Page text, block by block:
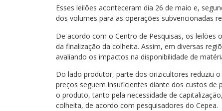
Esses leilões aconteceram dia 26 de maio e,
dos volumes para as operações subvencionadas
De acordo com o Centro de Pesquisas, os
da finalização da colheita. Assim, em diversas
avaliando os impactos na disponibilidade de
Do lado produtor, parte dos orizicultores reduziu
preços seguem insuficientes diante dos custos
o produto, tanto pela necessidade de
colheita, de acordo com pesquisadores do Cepea.